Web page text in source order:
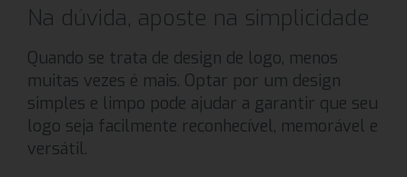
Na dúvida, aposte na simplicidade
Quando se trata de design de logo, menos
muitas vezes é mais. Optar por um design
simples e limpo pode ajudar a garantir que seu
logo seja facilmente reconhecível, memorável e
versátil.